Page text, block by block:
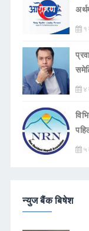
१
४
५
न्युज बैंक बिषेश